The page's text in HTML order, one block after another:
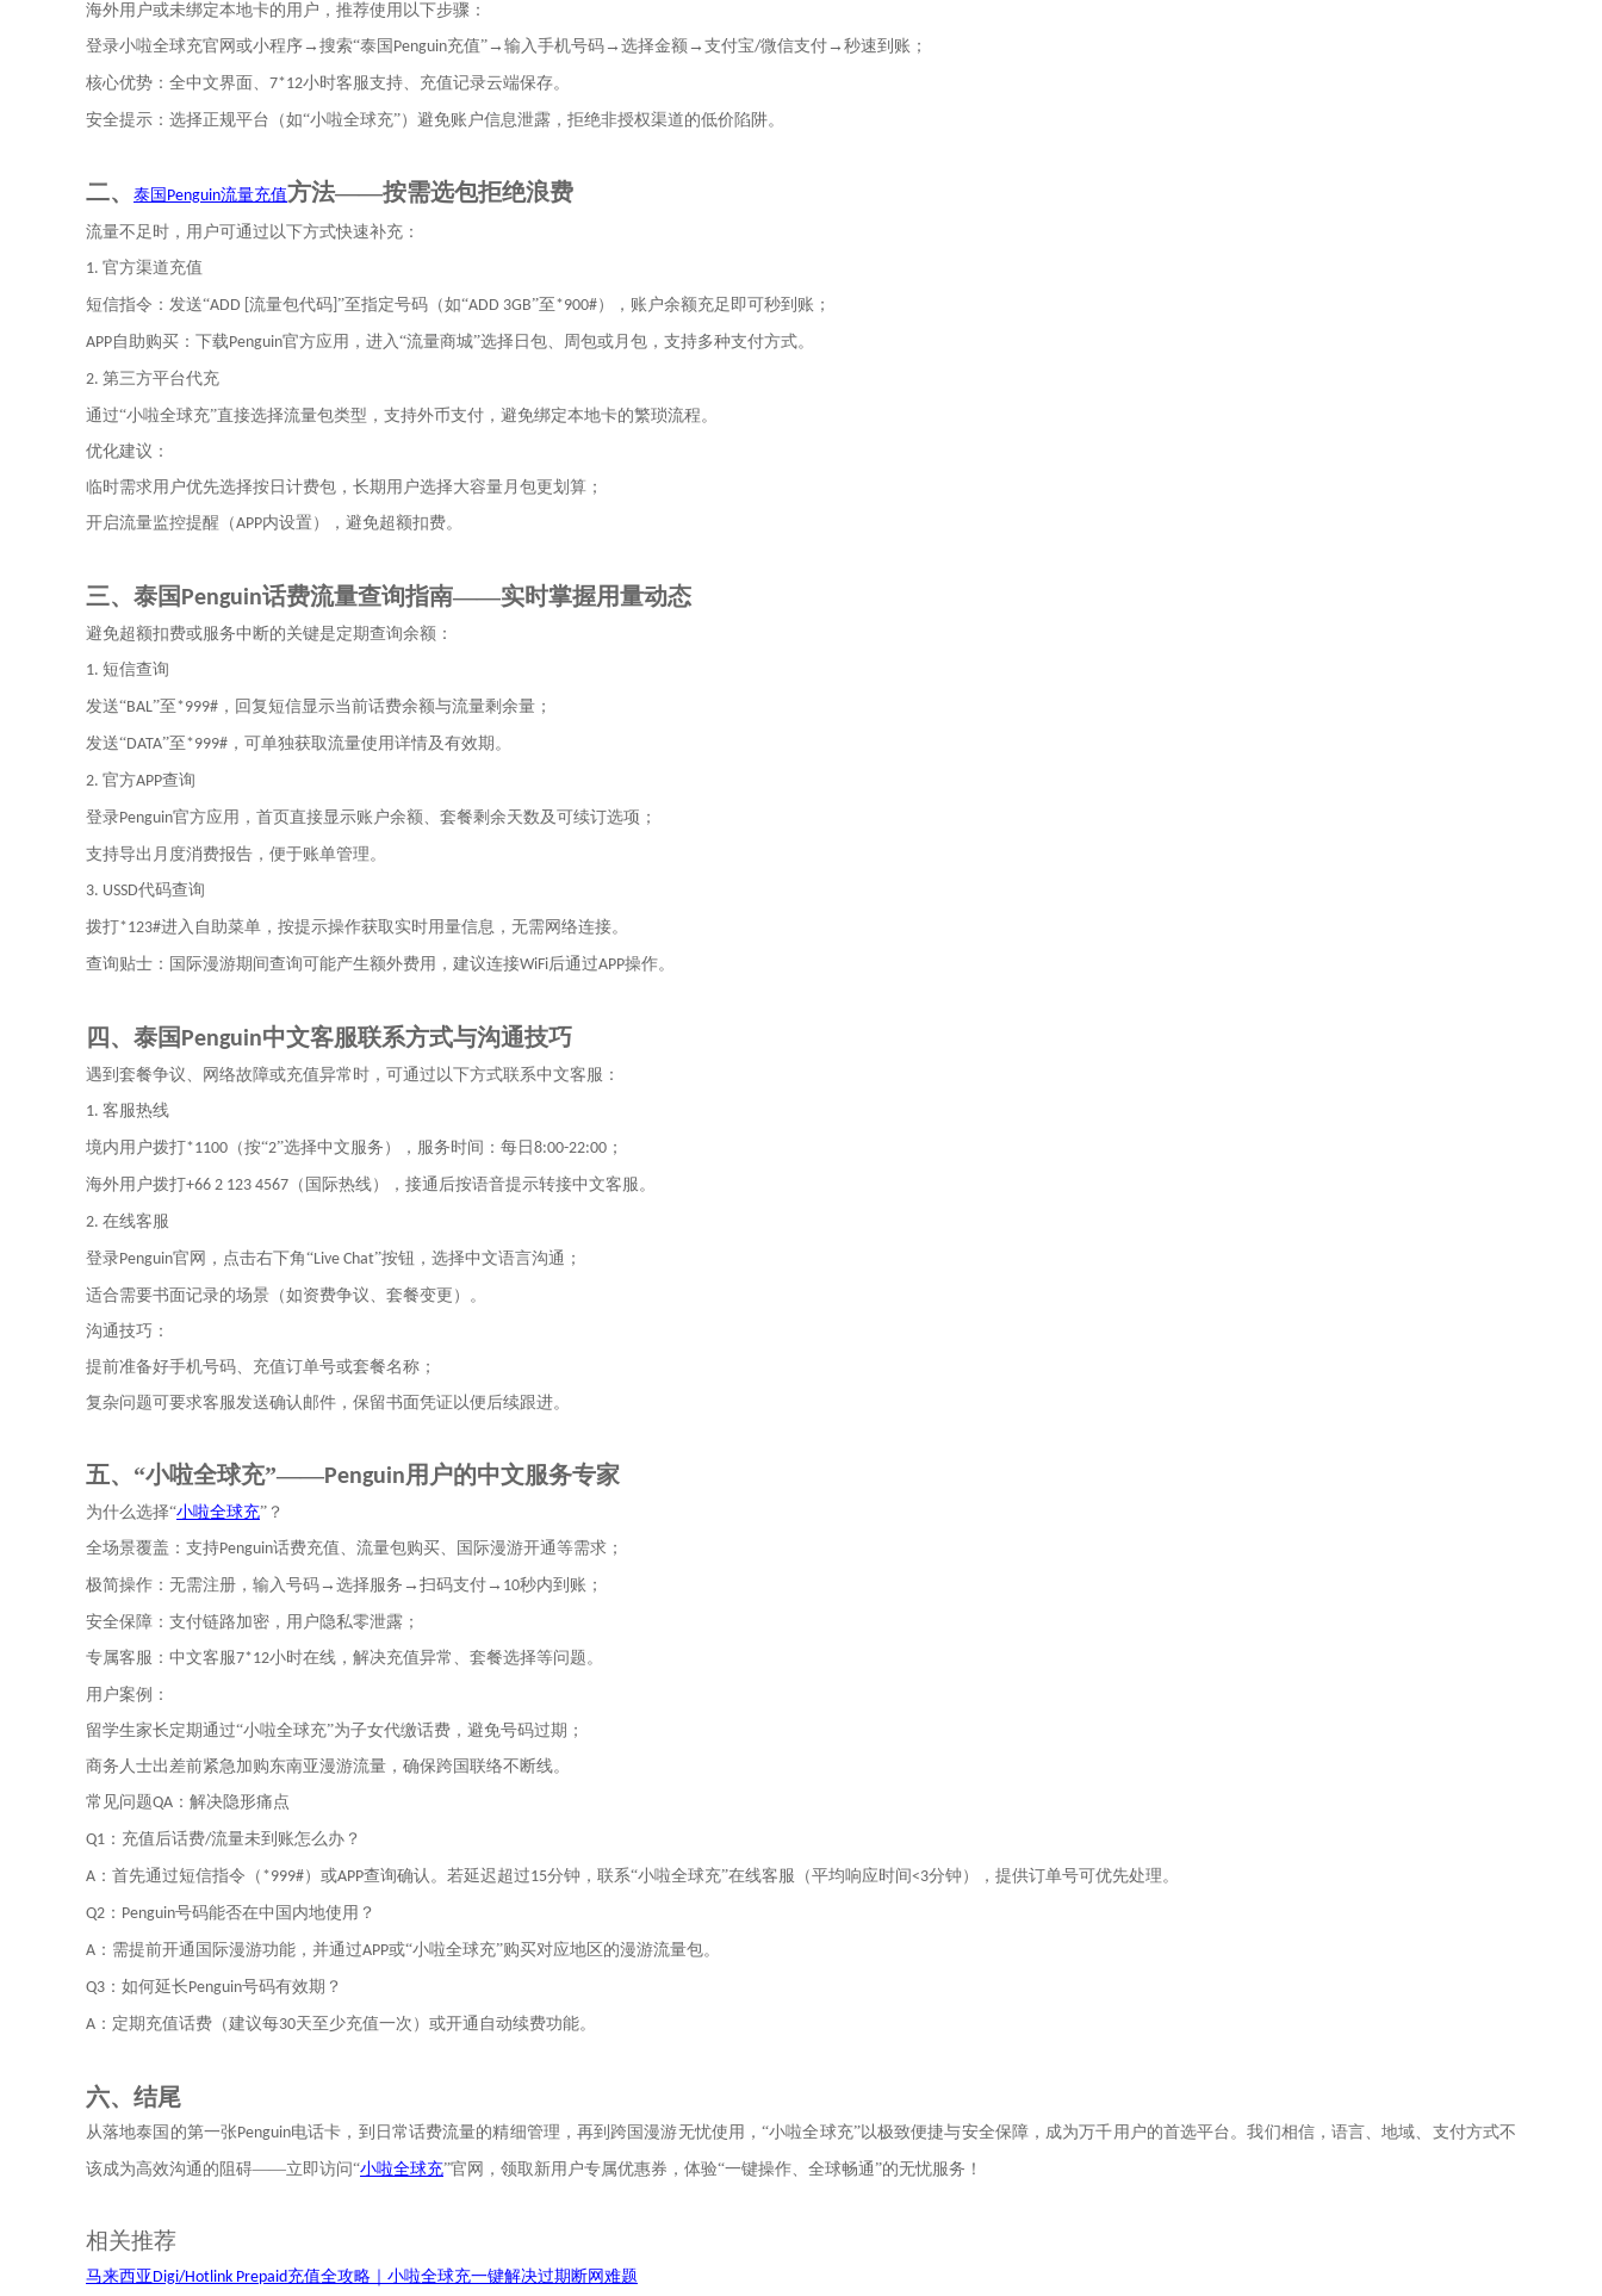
海外用户或未绑定本地卡的用户，推荐使用以下步骤：
登录小啦全球充官网或小程序 →搜索“泰国 Penguin充值”→输入手机号码→选择金额→支付宝/微信支付→秒速到账；
核心优势：全中文界面、 7*12小时客服支持、充值记录云端保存。
安全提示：选择正规平台（如“小啦全球充”）避免账户信息泄露，拒绝非授权渠道的低价陷阱。
二、 泰国 Penguin流量充值方法——按需选包拒绝浪费
流量不足时，用户可通过以下方式快速补充：
1. 官方渠道充值
短信指令：发送“ADD [ 流量包代码 ”至指定号码（如“ADD 3GB”至 *900#），账户余额充足即可秒到账；
APP自助购买：下载Penguin官方应用，进入“流量商城”选择日包、周包或月包，支持多种支付方式。
2. 第三方平台代充
通过“小啦全球充”直接选择流量包类型，支持外币支付，避免绑定本地卡的繁琐流程。
优化建议：
临时需求用户优先选择按日计费包，长期用户选择大容量月包更划算；
开启流量监控提醒（APP内设置），避免超额扣费。
三、 泰国 Penguin话费流量查询指南——实时掌握用量动态
避免超额扣费或服务中断的关键是定期查询余额：
1. 短信查询
发送“BAL”至 *999# ，回复短信显示当前话费余额与流量剩余量；
发送“DATA”至 *999# ，可单独获取流量使用详情及有效期。
2. 官方APP查询
登录Penguin官方应用，首页直接显示账户余额、套餐剩余天数及可续订选项；
支持导出月度消费报告，便于账单管理。
3. USSD代码查询
拨打*123#进入自助菜单，按提示操作获取实时用量信息，无需网络连接。
查询贴士：国际漫游期间查询可能产生额外费用，建议连接WiFi后通过APP操作。
四、 泰国 Penguin中文客服联系方式与沟通技巧
遇到套餐争议、网络故障或充值异常时，可通过以下方式联系中文客服：
1. 客服热线
境内用户拨打*1100 （按“2”选择中文服务），服务时间：每日 8:00-22:00 ；
海外用户拨打+66 2 123 4567 （国际热线），接通后按语音提示转接中文客服。
2. 在线客服
登录Penguin官网，点击右下角“Live Chat”按钮，选择中文语言沟通；
适合需要书面记录的场景（如资费争议、套餐变更）。
沟通技巧：
提前准备好手机号码、充值订单号或套餐名称；
复杂问题可要求客服发送确认邮件，保留书面凭证以便后续跟进。
五、 “小啦全球充”——Penguin用户的中文服务专家
为什么选择“小啦全球充” ？
全场景覆盖：支持Penguin话费充值、流量包购买、国际漫游开通等需求；
极简操作：无需注册，输入号码→选择服务→扫码支付→ 10秒内到账；
安全保障： 支付链路加密 ，用户隐私零泄露；
专属客服： 中文客服7*12小时在线，解决充值异常、套餐选择等问题。
用户案例：
留学生家长定期通过“小啦全球充”为子女代缴话费，避免号码过期；
商务人士出差前紧急加购东南亚漫游流量，确保跨国联络不断线。
常见问题QA ：解决隐形痛点
Q1 ：充值后话费/流量未到账怎么办？
A ：首先通过短信指令（ *999#）或APP查询确认。若延迟超过15分钟，联系“小啦全球充”在线客服（平均响应时间<3分钟），提供订单号可优先处理。
Q2 ： Penguin号码能否在中国内地使用？
A ：需提前开通国际漫游功能，并通过APP或“小啦全球充”购买对应地区的漫游流量包。
Q3 ：如何延长Penguin号码有效期？
A ：定期充值话费（建议每30天至少充值一次）或开通自动续费功能。
六、 结尾
从落地泰国的第一张Penguin电话卡，到日常话费流量的精细管理，再到跨国漫游无忧使用，“小啦全球充”以极致便捷与安全保障，成为万千用户的首选平台。我们相信，语言、地域、支付方式不
该成为高效沟通的阻碍——立即访问“小啦全球充”官网，领取新用户专属优惠券，体验“一键操作、全球畅通”的无忧服务！
相关推荐
马来西亚 Digi/Hotlink Prepaid充值全攻略｜小啦全球充一键解决过期断网难题